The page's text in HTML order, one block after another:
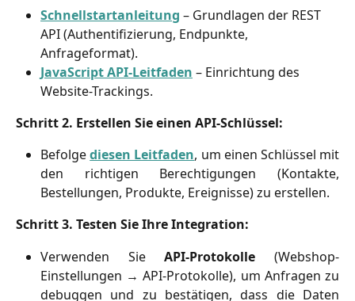
Schnellstartanleitung – Grundlagen der REST
API (Authentifizierung, Endpunkte,
Anfrageformat).
JavaScript API-Leitfaden – Einrichtung des
Website-Trackings.
Schritt 2. Erstellen Sie einen API-Schlüssel:
Befolgediesen Leitfaden, um einen Schlüssel mit
den richtigen Berechtigungen (Kontakte,
Bestellungen, Produkte, Ereignisse) zu erstellen.
Schritt 3. Testen Sie Ihre Integration:
Verwenden SieAPI-Protokolle (Webshop-
Einstellungen → API-Protokolle), um Anfragen zu
debuggen und zu bestätigen, dass die Daten